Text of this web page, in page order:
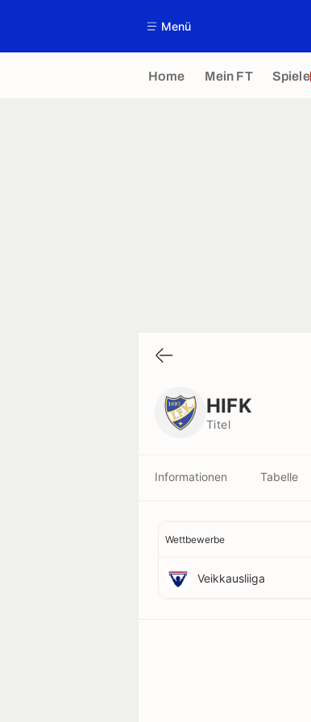
Menü
Home Mein FT Spiele
HIFK
Titel
Informationen Tabelle
Wettbewerbe
Veikkausliiga